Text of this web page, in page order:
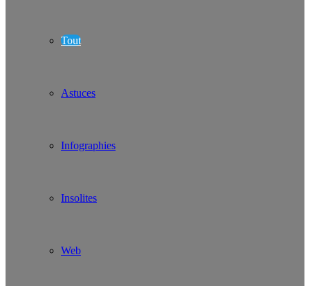
Tout
Astuces
Infographies
Insolites
Web